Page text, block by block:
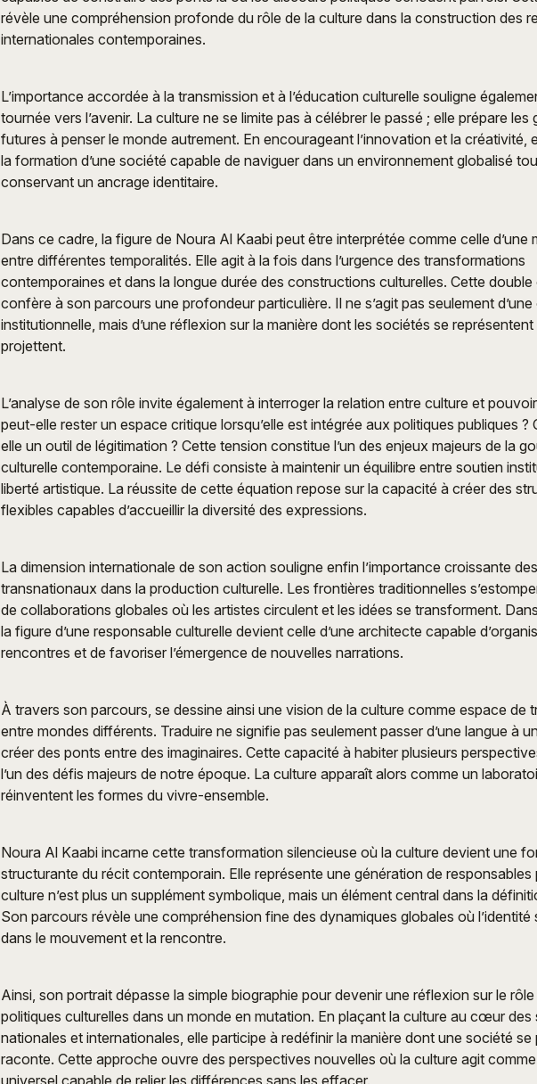
révèle une compréhension profonde du rôle de la culture dans la construction des
internationales contemporaines.
L’importance accordée à la transmission et à l’éducation culturelle souligne
tournée vers l’avenir. La culture ne se limite pas à célébrer le passé ; elle prépare les
futures à penser le monde autrement. En encourageant l’innovation et la créativité,
la formation d’une société capable de naviguer dans un environnement globalisé
conservant un ancrage identitaire.
Dans ce cadre, la figure de Noura Al Kaabi peut être interprétée comme celle d’une
entre différentes temporalités. Elle agit à la fois dans l’urgence des transformations
contemporaines et dans la longue durée des constructions culturelles. Cette double
confère à son parcours une profondeur particulière. Il ne s’agit pas seulement d’une
institutionnelle, mais d’une réflexion sur la manière dont les sociétés se représentent
projettent.
L’analyse de son rôle invite également à interroger la relation entre culture et
peut-elle rester un espace critique lorsqu’elle est intégrée aux politiques publiques ?
elle un outil de légitimation ? Cette tension constitue l’un des enjeux majeurs de la
culturelle contemporaine. Le défi consiste à maintenir un équilibre entre soutien
liberté artistique. La réussite de cette équation repose sur la capacité à créer des
flexibles capables d’accueillir la diversité des expressions.
La dimension internationale de son action souligne enfin l’importance croissante
transnationaux dans la production culturelle. Les frontières traditionnelles
de collaborations globales où les artistes circulent et les idées se transforment.
la figure d’une responsable culturelle devient celle d’une architecte capable
rencontres et de favoriser l’émergence de nouvelles narrations.
À travers son parcours, se dessine ainsi une vision de la culture comme espace de
entre mondes différents. Traduire ne signifie pas seulement passer d’une langue à
créer des ponts entre des imaginaires. Cette capacité à habiter plusieurs
l’un des défis majeurs de notre époque. La culture apparaît alors comme un
réinventent les formes du vivre-ensemble.
Noura Al Kaabi incarne cette transformation silencieuse où la culture devient une
structurante du récit contemporain. Elle représente une génération de responsables
culture n’est plus un supplément symbolique, mais un élément central dans la
Son parcours révèle une compréhension fine des dynamiques globales où l’identité
dans le mouvement et la rencontre.
Ainsi, son portrait dépasse la simple biographie pour devenir une réflexion sur le rôle
politiques culturelles dans un monde en mutation. En plaçant la culture au cœur des
nationales et internationales, elle participe à redéfinir la manière dont une société se
raconte. Cette approche ouvre des perspectives nouvelles où la culture agit